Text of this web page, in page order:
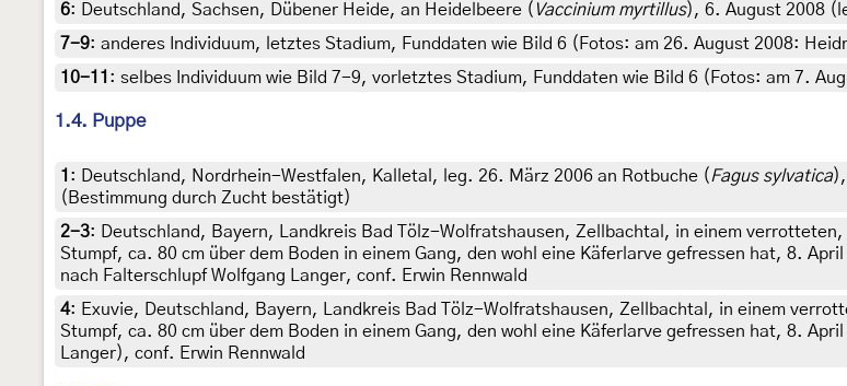
6: Deutschland, Sachsen, Dübener Heide, an Heidelbeere ( Vaccinium myrtillus), 6. August 2008
7-9: anderes Individuum, letztes Stadium, Funddaten wie Bild 6 (Fotos: am 26. August 2008:
10-11 : selbes Individuum wie Bild 7-9, vorletztes Stadium, Funddaten wie Bild 6 (Fotos: am 7.
1.4. Puppe
1 : Deutschland, Nordrhein-Westfalen, Kalletal, leg. 26. März 2006 an Rotbuche (Fagus sylvatica),
(Bestimmung durch Zucht bestätigt)
2-3: Deutschland, Bayern, Landkreis Bad Tölz-Wolfratshausen, Zellbachtal, in einem
Stumpf, ca. 80 cm über dem Boden in einem Gang, den wohl eine Käferlarve gefressen hat, 8.
nach Falterschlupf Wolfgang Langer, conf. Erwin Rennwald
4: Exuvie, Deutschland, Bayern, Landkreis Bad Tölz-Wolfratshausen, Zellbachtal, in einem
Stumpf, ca. 80 cm über dem Boden in einem Gang, den wohl eine Käferlarve gefressen hat, 8.
Langer), conf. Erwin Rennwald